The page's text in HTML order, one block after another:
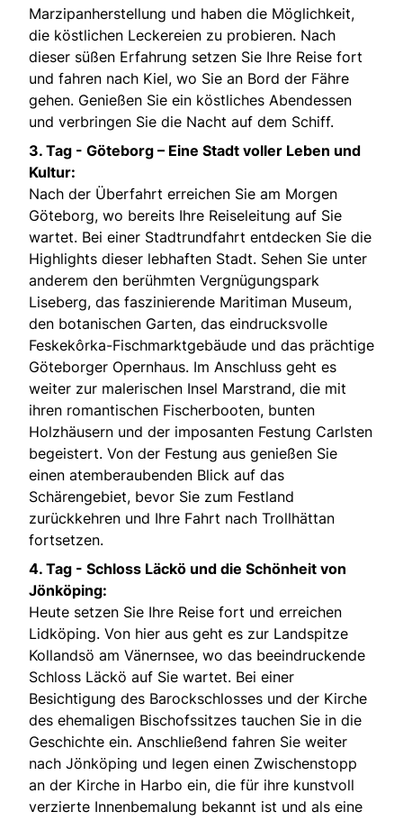
Marzipanherstellung und haben die Möglichkeit,
die köstlichen Leckereien zu probieren. Nach
dieser süßen Erfahrung setzen Sie Ihre Reise fort
und fahren nach Kiel, wo Sie an Bord der Fähre
gehen. Genießen Sie ein köstliches Abendessen
und verbringen Sie die Nacht auf dem Schiff.
3. Tag - Göteborg – Eine Stadt voller Leben und
Kultur:
Nach der Überfahrt erreichen Sie am Morgen
Göteborg, wo bereits Ihre Reiseleitung auf Sie
wartet. Bei einer Stadtrundfahrt entdecken Sie die
Highlights dieser lebhaften Stadt. Sehen Sie unter
anderem den berühmten Vergnügungspark
Liseberg, das faszinierende Maritiman Museum,
den botanischen Garten, das eindrucksvolle
Feskekôrka-Fischmarktgebäude und das prächtige
Göteborger Opernhaus. Im Anschluss geht es
weiter zur malerischen Insel Marstrand, die mit
ihren romantischen Fischerbooten, bunten
Holzhäusern und der imposanten Festung Carlsten
begeistert. Von der Festung aus genießen Sie
einen atemberaubenden Blick auf das
Schärengebiet, bevor Sie zum Festland
zurückkehren und Ihre Fahrt nach Trollhättan
fortsetzen.
4. Tag - Schloss Läckö und die Schönheit von
Jönköping:
Heute setzen Sie Ihre Reise fort und erreichen
Lidköping. Von hier aus geht es zur Landspitze
Kollandsö am Vänernsee, wo das beeindruckende
Schloss Läckö auf Sie wartet. Bei einer
Besichtigung des Barockschlosses und der Kirche
des ehemaligen Bischofssitzes tauchen Sie in die
Geschichte ein. Anschließend fahren Sie weiter
nach Jönköping und legen einen Zwischenstopp
an der Kirche in Harbo ein, die für ihre kunstvoll
verzierte Innenbemalung bekannt ist und als eine